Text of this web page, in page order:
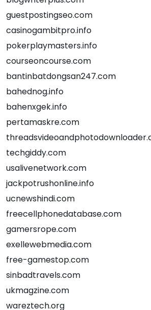
guestpostingseo.com
casinogambitpro.info
pokerplaymasters.info
courseoncourse.com
bantinbatdongsan247.com
bahednog.info
bahenxgek.info
pertamaskre.com
techgiddy.com
usalivenetwork.com
jackpotrushonline.info
ucnewshindi.com
freecellphonedatabase.com
gamersrope.com
exellewebmedia.com
free-gamestop.com
sinbadtravels.com
ukmagzine.com
wareztech.org